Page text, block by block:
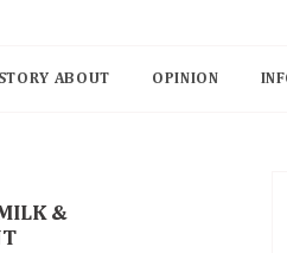
STORY ABOUT OPINION
&